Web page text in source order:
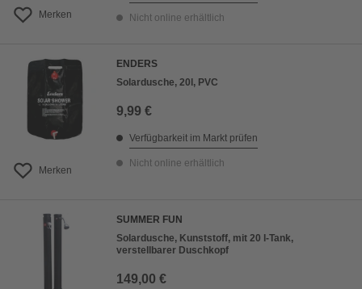
Merken Nicht online erhältlich
Merken
ENDERS
Solardusche, 20l, PVC
9,99 €
Verfügbarkeit im Markt prüfen
Nicht online erhältlich
SUMMER FUN
Solardusche, Kunststoff, mit 20 l-Tank,
verstellbarer Duschkopf
149,00 €